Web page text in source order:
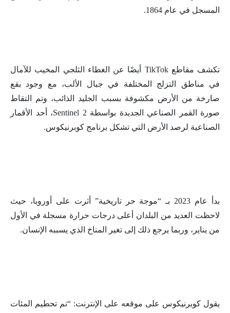
المسجل في عام 1864.
تكشف مقاطع TikTok أيضًا عن الغطاء الثلجي المخيب للآمال
في مناطق التزلج المختلفة في جبال الألب، مع وجود بقع
صارخة من الأرض مكشوفة بسبب الجليد الذائب، وتم التقاط
صورة القمر الصناعي الجديدة بواسطة Sentinel 2، أحد الأقمار
الصناعية لرصد الأرض التي تشكل برنامج كوبرنيكوس.
بدأ عام 2023 بـ “موجة حر تاريخية” أثرت على أوروبا، حيث
لاحظت العديد من البلدان أعلى درجات حرارة مسجلة في الأول
من يناير، وربما يرجع ذلك إلى تغير المناخ الذي يسببه الإنسان.
يقول كوبرنيكوس على موقعه على الإنترنت: “تم تحطيم المئات